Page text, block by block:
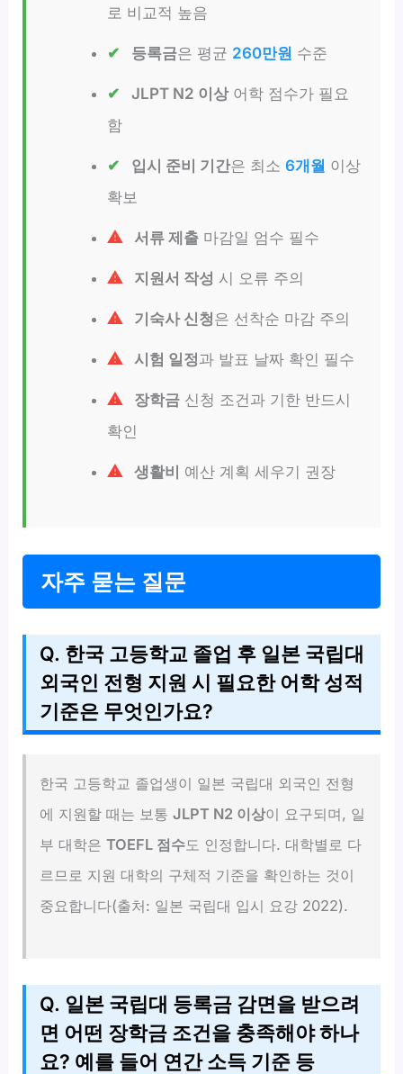
로 비교적 높음
등록금은 평균 260만원 수준
JLPT N2 이상어학 점수가 필요
함
입시 준비 기간은 최소 6개월 이상
확보
서류 제출마감일 엄수 필수
지원서 작성 시 오류 주의
기숙사 신청은 선착순 마감 주의
시험 일정과 발표 날짜 확인 필수
장학금신청 조건과 기한 반드시
확인
생활비 예산 계획 세우기 권장
자주 묻는 질문
Q. 한국 고등학교 졸업 후 일본 국립대
외국인 전형 지원 시 필요한 어학 성적
기준은 무엇인가요?
한국 고등학교 졸업생이 일본 국립대 외국인 전형
에 지원할 때는 보통JLPT N2 이상이 요구되며, 일
부 대학은TOEFL 점수도 인정합니다. 대학별로 다
르므로 지원 대학의 구체적 기준을 확인하는 것이
중요합니다(출처: 일본 국립대 입시 요강 2022).
Q. 일본 국립대 등록금 감면을 받으려
면 어떤 장학금 조건을 충족해야 하나
요? 예를 들어 연간 소득 기준 등